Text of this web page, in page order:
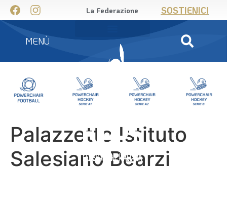
La Federazione SOSTIENICI
MENÙ
Palazzetto Istituto
Salesiano Bearzi